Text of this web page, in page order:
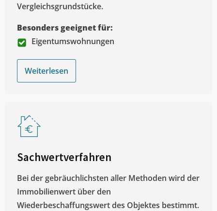
Vergleichsgrundstücke.
Besonders geeignet für:
Eigentumswohnungen
Weiterlesen
Sachwertverfahren
Bei der gebräuchlichsten aller Methoden wird der
Immobilienwert über den
Wiederbeschaffungswert des Objektes bestimmt.